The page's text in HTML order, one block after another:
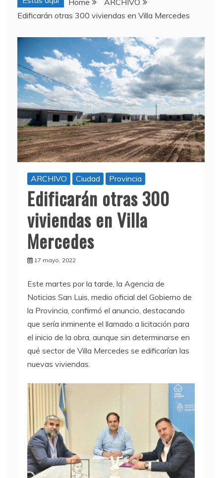
Home
ARCHIVO
Edificarán otras 300 viviendas en Villa Mercedes
ARCHIVO Ciudad Provincia
Edificarán otras 300
viviendas en Villa
Mercedes
17 mayo, 2022
Este martes por la tarde, la Agencia de
Noticias San Luis, medio oficial del Gobierno de
la Provincia, confirmó el anuncio, destacando
que sería inminente el llamado a licitación para
el inicio de la obra, aunque sin determinarse en
qué sector de Villa Mercedes se edificarían las
nuevas viviendas.